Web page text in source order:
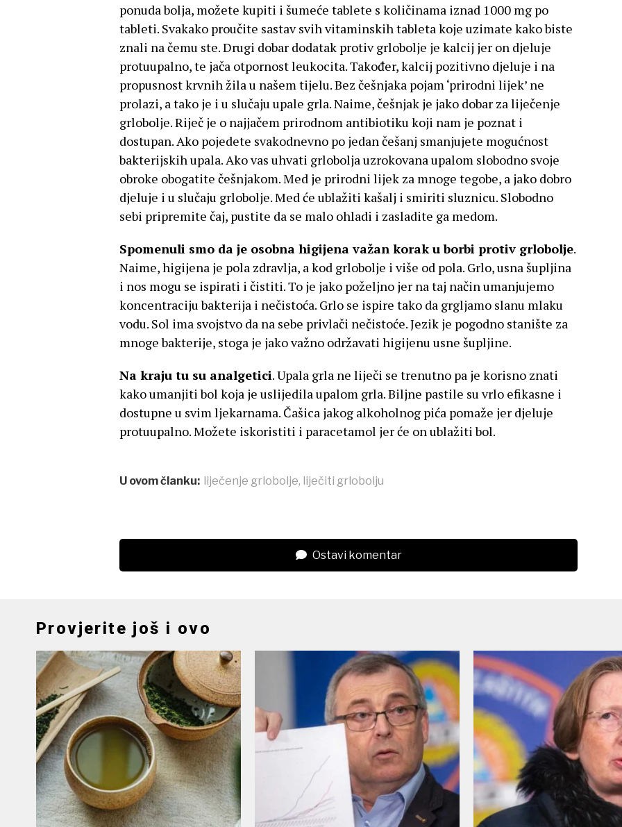
ponuda bolja, možete kupiti i šumeće tablete s količinama iznad 1000 mg po
tableti. Svakako proučite sastav svih vitaminskih tableta koje uzimate kako biste
znali na čemu ste. Drugi dobar dodatak protiv grlobolje je kalcij jer on djeluje
protuupalno, te jača otpornost leukocita. Također, kalcij pozitivno djeluje i na
propusnost krvnih žila u našem tijelu. Bez češnjaka pojam ‘prirodni lijek’ ne
prolazi, a tako je i u slučaju upale grla. Naime, češnjak je jako dobar za liječenje
grlobolje. Riječ je o najjačem prirodnom antibiotiku koji nam je poznat i
dostupan. Ako pojedete svakodnevno po jedan češanj smanjujete mogućnost
bakterijskih upala. Ako vas uhvati grlobolja uzrokovana upalom slobodno svoje
obroke obogatite češnjakom. Med je prirodni lijek za mnoge tegobe, a jako dobro
djeluje i u slučaju grlobolje. Med će ublažiti kašalj i smiriti sluznicu. Slobodno
sebi pripremite čaj, pustite da se malo ohladi i zasladite ga medom.
Spomenuli smo da je osobna higijena važan korak u borbi protiv grlobolje.
Naime, higijena je pola zdravlja, a kod grlobolje i više od pola. Grlo, usna šupljina
i nos mogu se ispirati i čistiti. To je jako poželjno jer na taj način umanjujemo
koncentraciju bakterija i nečistoća. Grlo se ispire tako da grgljamo slanu mlaku
vodu. Sol ima svojstvo da na sebe privlači nečistoće. Jezik je pogodno stanište za
mnoge bakterije, stoga je jako važno održavati higijenu usne šupljine.
Na kraju tu su analgetici. Upala grla ne liječi se trenutno pa je korisno znati
kako umanjiti bol koja je uslijedila upalom grla. Biljne pastile su vrlo efikasne i
dostupne u svim ljekarnama. Čašica jakog alkoholnog pića pomaže jer djeluje
protuupalno. Možete iskoristiti i paracetamol jer će on ublažiti bol.
U ovom članku: liječenje grlobolje, liječiti grlobolju
Ostavi komentar
Provjerite još i ovo